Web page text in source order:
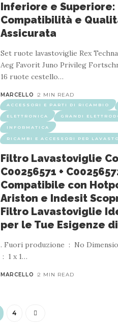
Inferiore e Superiore:
Compatibilità e
Assicurata
Set ruote lavastoviglie Rex
Aeg Favorit Juno Privileg
16 ruote cestello…
MARCELLO 2 MIN READ
ACCESSORI E PARTI DI RICAMBIO
ELETTRONICA GRANDI
INFORMATICA
RICAMBI E ACCESSORI PER
Filtro Lavastoviglie
C00256571 +
Compatibile con
Ariston e Indesit
Filtro Lavastoviglie
per le Tue Esigenze
. Fuori produzione ‏ : ‎ No Dimensioni prodotto
‏ : ‎ 1 x 1…
MARCELLO 2 MIN READ
4